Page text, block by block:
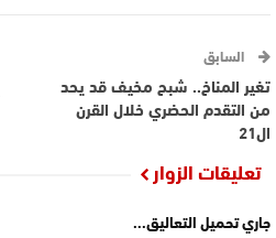
السابق
تغير المناخ.. شبح مخيف قد يحد
من التقدم الحضري خلال القرن
ال21
تعليقات الزوار
جاري تحميل التعاليق...